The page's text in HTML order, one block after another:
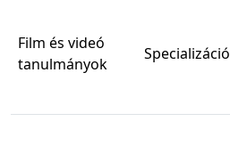
Film és videó
tanulmányok
Specializáció